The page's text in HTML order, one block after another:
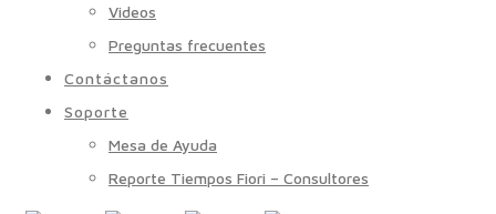
Videos
Preguntas frecuentes
Contáctanos
Soporte
Mesa de Ayuda
Reporte Tiempos Fiori – Consultores